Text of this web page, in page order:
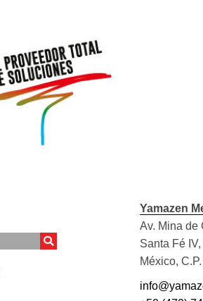
Yamazen
Av. Mina de
Santa Fé
México,